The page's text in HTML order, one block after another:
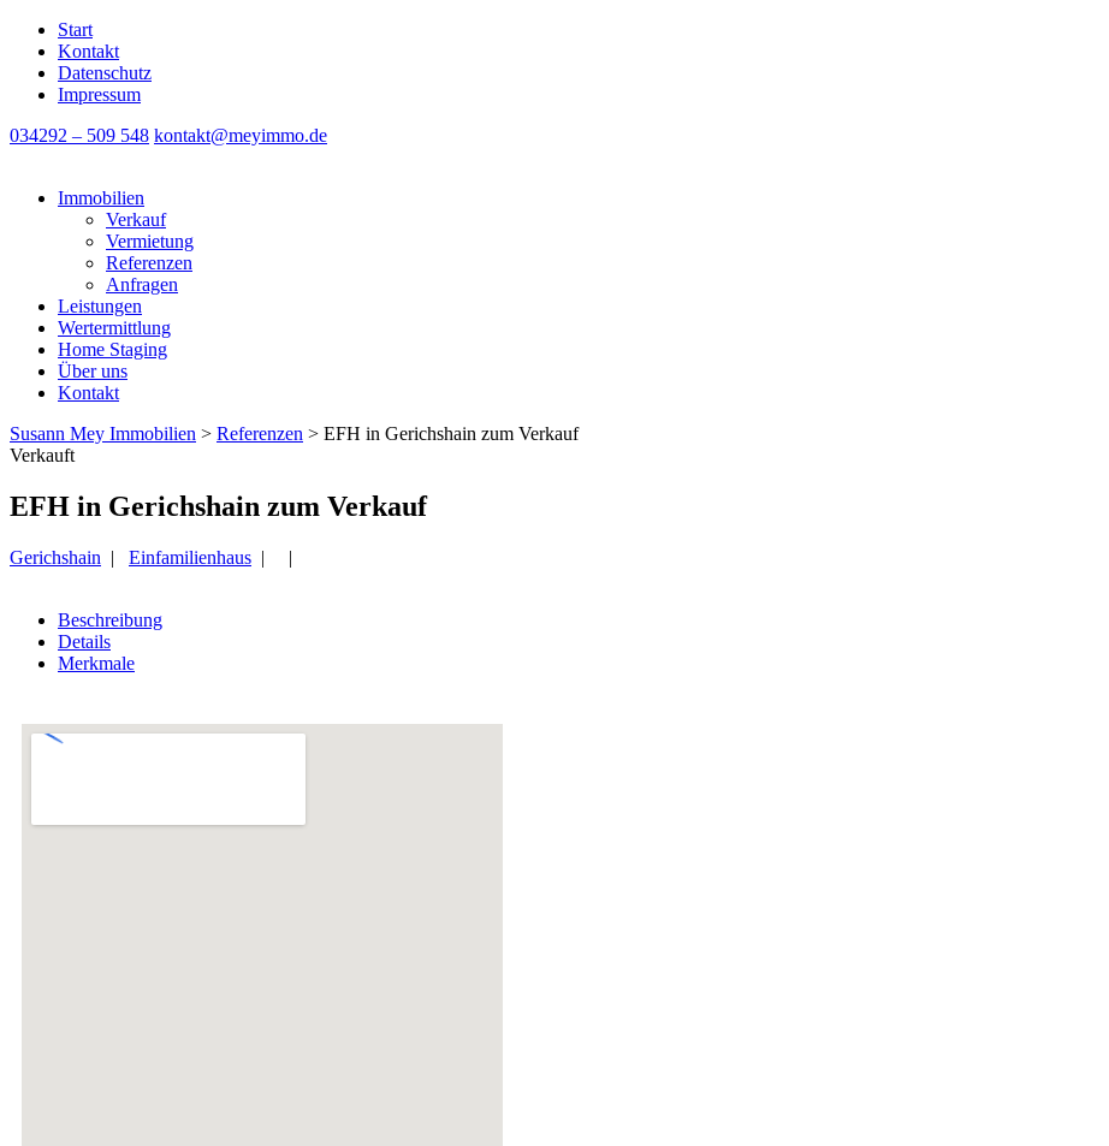
Start
Kontakt
Datenschutz
Impressum
034292 – 509 548 kontakt@meyimmo.de
Immobilien
Verkauf
Vermietung
Referenzen
Anfragen
Leistungen
Wertermittlung
Home Staging
Über uns
Kontakt
Susann Mey Immobilien > Referenzen > EFH in Gerichshain zum Verkauf
Verkauft
EFH in Gerichshain zum Verkauf
Gerichshain | Einfamilienhaus | |
Beschreibung
Details
Merkmale